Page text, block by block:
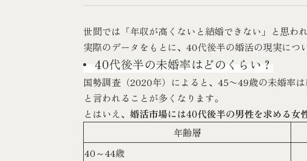
世間では「年収が高くないと結婚できない」と思わ
実際のデータをもとに、40代後半の婚活の現実につ
40代後半の未婚率はどのくらい？
国勢調査（2020年） によると、45〜49歳の未婚率
と言われることが多くなります。
とはいえ、 婚活市場には40代後半の男性を求める女
年齢層
40～44歳